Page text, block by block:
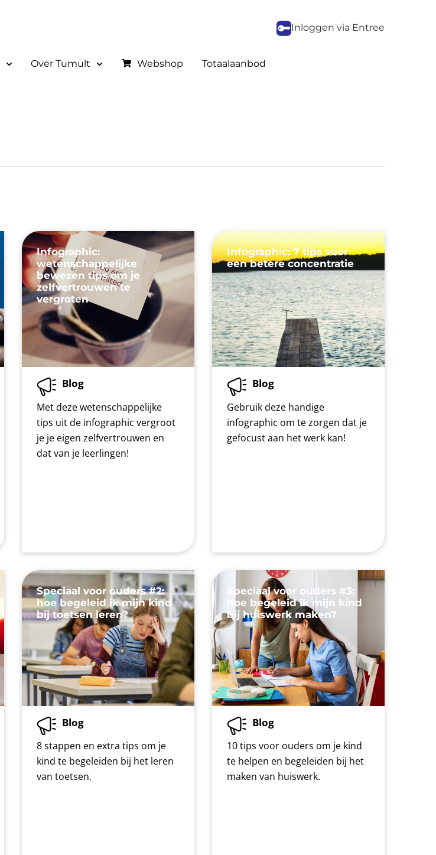
Inloggen via Entree
Over Tumult Webshop Totaalaanbod
Infographic:
wetenschappelijke
bewezen tips om je
zelfvertrouwen te
vergroten
Blog
Met deze wetenschappelijke
tips uit de infographic vergroot
je je eigen zelfvertrouwen en
dat van je leerlingen!
Infographic: 7 tips voor
een betere concentratie
Blog
Gebruik deze handige
infographic om te zorgen dat je
gefocust aan het werk kan!
Speciaal voor ouders #2:
hoe begeleid ik mijn kind
bij toetsen leren?
Blog
8 stappen en extra tips om je
kind te begeleiden bij het leren
van toetsen.
Speciaal voor ouders #3:
hoe begeleid ik mijn kind
bij huiswerk maken?
Blog
10 tips voor ouders om je kind
te helpen en begeleiden bij het
maken van huiswerk.